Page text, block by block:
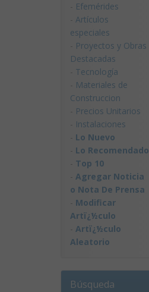
- Efemérides
- Artículos
especiales
- Proyectos y Obras
Destacadas
- Tecnología
- Materiales de
Construccion
- Precios Unitarios
- Instalaciones
- Lo Nuevo
- Lo Recomendado
- Top 10
- Agregar Noticia
o Nota De Prensa
- Modificar
Artï¿½culo
- Artï¿½culo
Aleatorio
Búsqueda